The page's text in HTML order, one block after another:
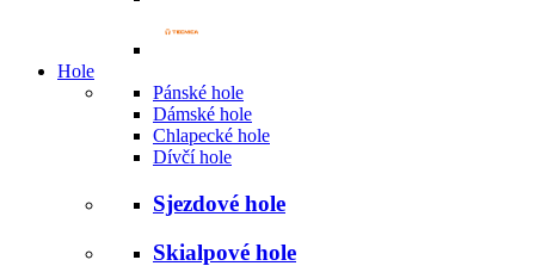
Hole
Pánské hole
Dámské hole
Chlapecké hole
Dívčí hole
Sjezdové hole
Skialpové hole